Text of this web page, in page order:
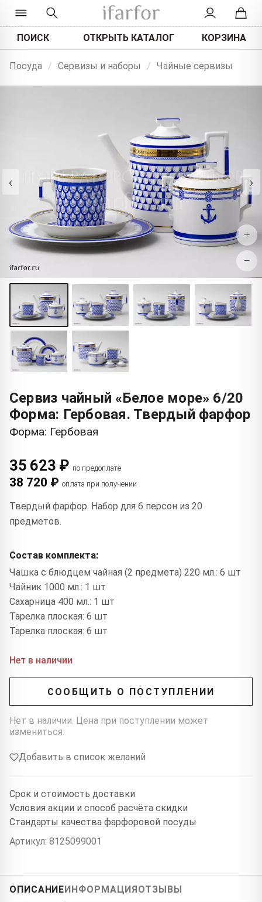
ПОИСК ОТКРЫТЬ КАТАЛОГ КОРЗИНА
Посуда / Сервизы и наборы / Чайные сервизы
‹ ›
+
−
Сервиз чайный «Белое море» 6/20
Форма: Гербовая. Твердый фарфор
Форма: Гербовая
35 623 ₽ по предоплате
38 720 ₽ оплата при получении
Твердый фарфор. Набор для 6 персон из 20
предметов.
Состав комплекта:
Чашка с блюдцем чайная (2 предмета) 220 мл.: 6 шт
Чайник 1000 мл.: 1 шт
Сахарница 400 мл.: 1 шт
Тарелка плоская: 6 шт
Тарелка плоская: 6 шт
Нет в наличии
СООБЩИТЬ О ПОСТУПЛЕНИИ
Нет в наличии. Цена при поступлении может
измениться.
Добавить в список желаний
Срок и стоимость доставки
Условия акции и способ расчёта скидки
Стандарты качества фарфоровой посуды
Артикул: 8125099001
ОПИСАНИЕИНФОРМАЦИЯОТЗЫВЫ